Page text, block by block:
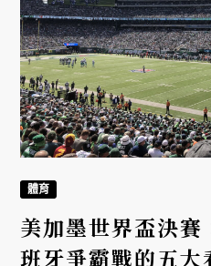
體育
美加墨世界盃決
班牙爭霸戰的五大